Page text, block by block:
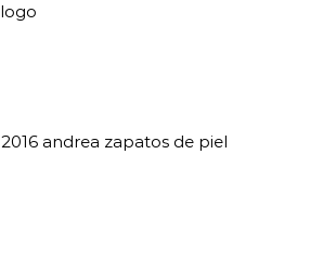
andrea zapatos de piel